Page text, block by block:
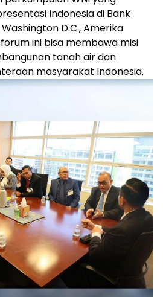
Indonesia di Bank
Washington D.C., Amerika
ini bisa membawa misi
tanah air dan
masyarakat Indonesia.